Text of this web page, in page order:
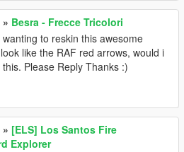
» Besra - Frecce Tricolori
to reskin this awesome
like the RAF red arrows, would i
Please Reply Thanks :)
» [ELS] Los Santos Fire
Explorer